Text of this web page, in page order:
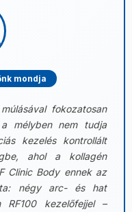
mondja
fokozatosan
mélyben nem tudja
kezelés kontrollált
ahol a kollagén
Clinic Body ennek az
négy arc- és hat
RF100 kezelőfejjel –